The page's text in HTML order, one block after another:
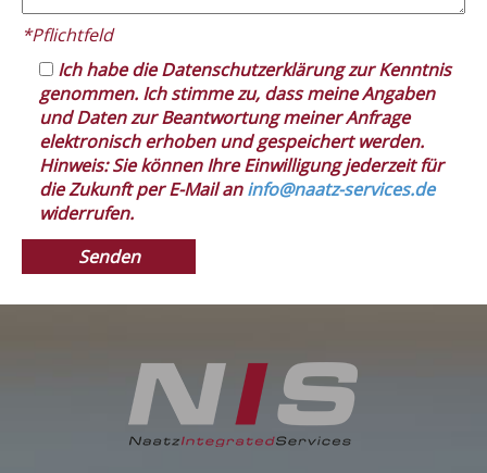
*Pflichtfeld
Ich habe die Datenschutzerklärung zur Kenntnis
genommen. Ich stimme zu, dass meine Angaben
und Daten zur Beantwortung meiner Anfrage
elektronisch erhoben und gespeichert werden.
Hinweis: Sie können Ihre Einwilligung jederzeit für
die Zukunft per E-Mail aninfo@naatz-services.de
widerrufen.